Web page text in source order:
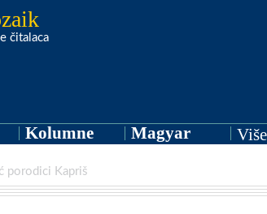
čitalaca
Kolumne Magyar Više
porodici Kapriš